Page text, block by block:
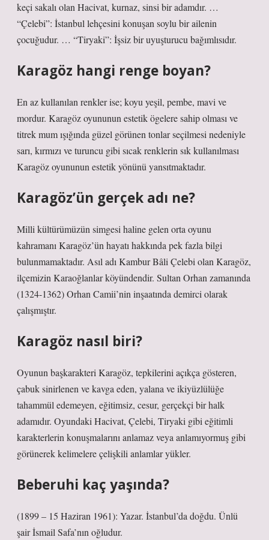
keçi sakalı olan Hacivat, kurnaz, sinsi bir adamdır. …
“Çelebi”: İstanbul lehçesini konuşan soylu bir ailenin
çocuğudur. … “Tiryaki”: İşsiz bir uyuşturucu bağımlısıdır.
Karagöz hangi renge boyan?
En az kullanılan renkler ise; koyu yeşil, pembe, mavi ve
mordur. Karagöz oyununun estetik ögelere sahip olması ve
titrek mum ışığında güzel görünen tonlar seçilmesi nedeniyle
sarı, kırmızı ve turuncu gibi sıcak renklerin sık kullanılması
Karagöz oyununun estetik yönünü yansıtmaktadır.
Karagöz’ün gerçek adı ne?
Milli kültürümüzün simgesi haline gelen orta oyunu
kahramanı Karagöz’ün hayatı hakkında pek fazla bilgi
bulunmamaktadır. Asıl adı Kambur Bâli Çelebi olan Karagöz,
ilçemizin Karaoğlanlar köyündendir. Sultan Orhan zamanında
(1324-1362) Orhan Camii’nin inşaatında demirci olarak
çalışmıştır.
Karagöz nasıl biri?
Oyunun başkarakteri Karagöz, tepkilerini açıkça gösteren,
çabuk sinirlenen ve kavga eden, yalana ve ikiyüzlülüğe
tahammül edemeyen, eğitimsiz, cesur, gerçekçi bir halk
adamıdır. Oyundaki Hacivat, Çelebi, Tiryaki gibi eğitimli
karakterlerin konuşmalarını anlamaz veya anlamıyormuş gibi
görünerek kelimelere çelişkili anlamlar yükler.
Beberuhi kaç yaşında?
(1899 – 15 Haziran 1961): Yazar. İstanbul’da doğdu. Ünlü
şair İsmail Safa’nın oğludur.